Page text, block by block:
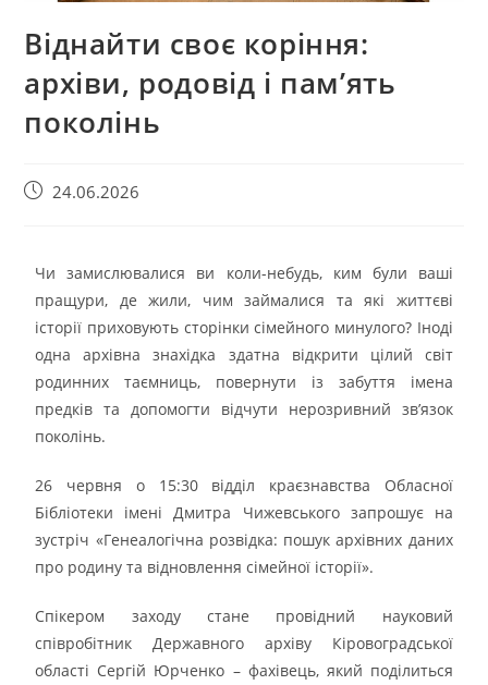
Віднайти своє коріння:
архіви, родовід і пам’ять
поколінь
24.06.2026
Чи замислювалися ви коли-небудь, ким були ваші
пращури, де жили, чим займалися та які життєві
історії приховують сторінки сімейного минулого? Іноді
одна архівна знахідка здатна відкрити цілий світ
родинних таємниць, повернути із забуття імена
предків та допомогти відчути нерозривний зв’язок
поколінь.
26 червня о 15:30 відділ краєзнавства Обласної
Бібліотеки імені Дмитра Чижевського запрошує на
зустріч «Генеалогічна розвідка: пошук архівних даних
про родину та відновлення сімейної історії».
Спікером заходу стане провідний науковий
співробітник Державного архіву Кіровоградської
області Сергій Юрченко – фахівець, який поділиться